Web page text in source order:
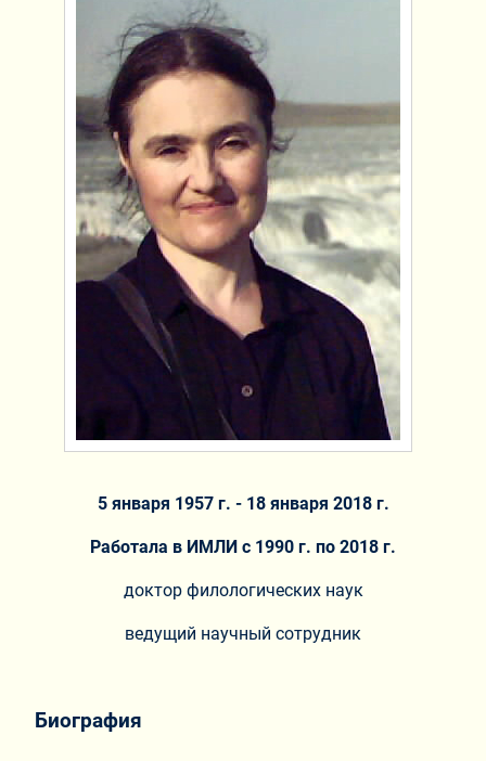
5 января 1957 г. - 18 января 2018 г.
Работала в ИМЛИ с 1990 г. по 2018 г.
доктор филологических наук
ведущий научный сотрудник
Биография